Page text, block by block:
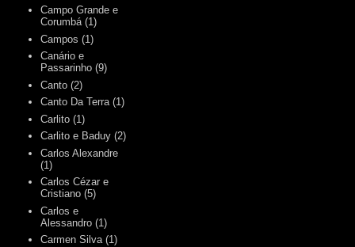
Campo Grande e
Corumbá (1)
Campos (1)
Canário e
Passarinho (9)
Canto (2)
Canto Da Terra (1)
Carlito (1)
Carlito e Baduy (2)
Carlos Alexandre
(1)
Carlos Cézar e
Cristiano (5)
Carlos e
Alessandro (1)
Carmen Silva (1)